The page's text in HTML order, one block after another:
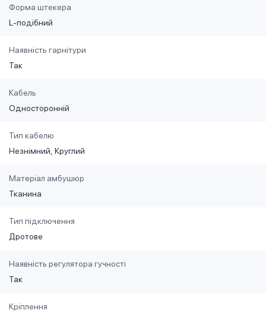
Форма штекера
L-подібний
Наявність гарнітури
Так
Кабель
Односторонній
Тип кабелю
Незнімний Круглий
Матеріал амбушюр
Тканина
Тип підключення
Дротове
Наявність регулятора гучності
Так
Кріплення